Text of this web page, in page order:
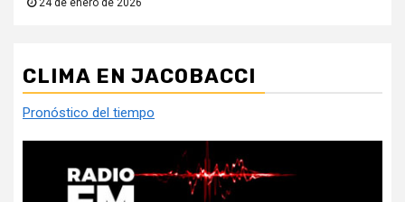
CLIMA EN JACOBACCI
Pronóstico del tiempo